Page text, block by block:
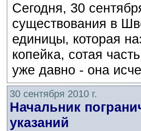
Сегодня, 30
существования в
единицы, которая
копейка, сотая
уже давно - она
30 сентября 2010 г.
Начальник
указаний